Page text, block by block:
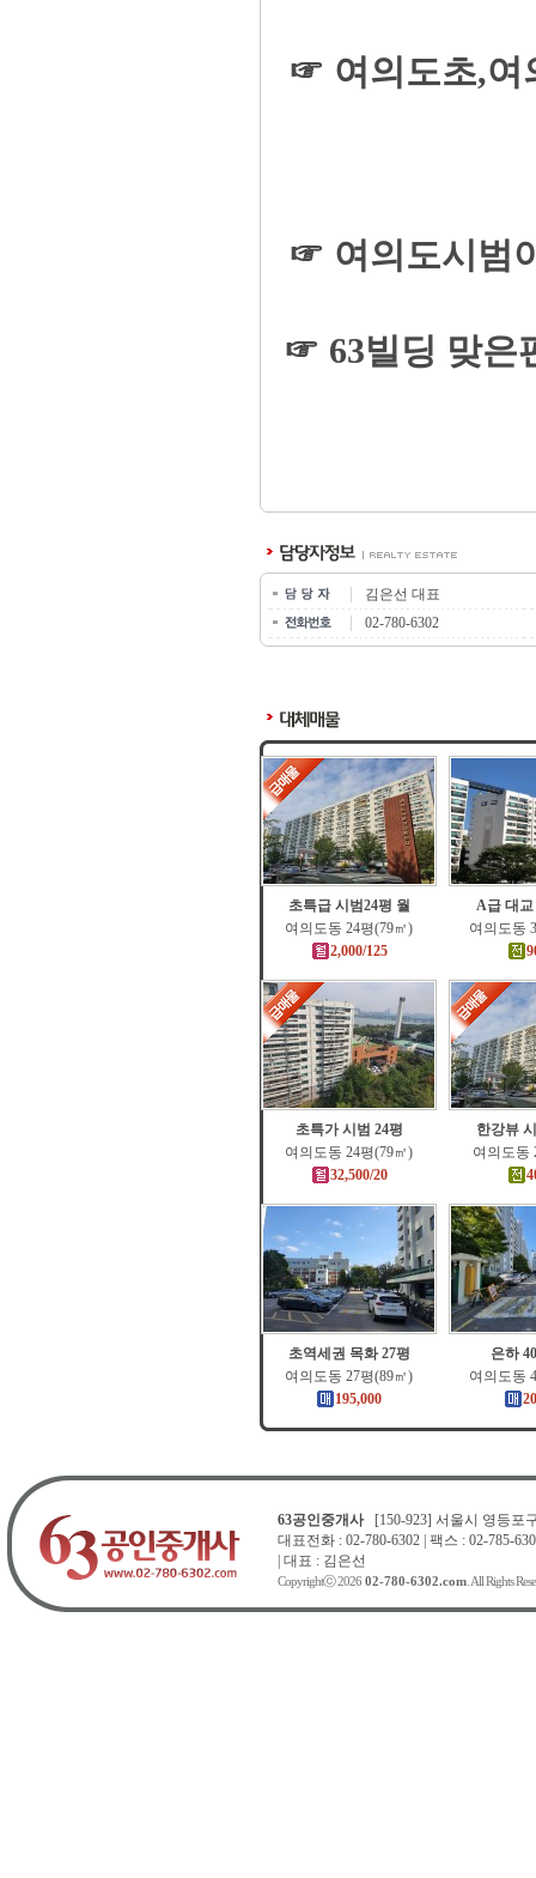
☞ 여의도초,여
☞ 여의도시범
☞ 63빌딩 맞은
김은선 대표
02-780-6302
초특급 시범24평 월
여의도동 24평(79㎡)
2,000/125
A급 대교
여의도동
초특가 시범 24평
여의도동 24평(79㎡)
32,500/20
한강뷰
여의도동
초역세권 목화 27평
여의도동 27평(89㎡)
195,000
은하
여의도동
63공인중개사[150-923] 서울시 영등포
대표전화 : 02-780-6302 | 팩스 : 02-785-
| 대표 : 김은선
Copyrightⓒ 2026 02-780-6302.com. All Rights